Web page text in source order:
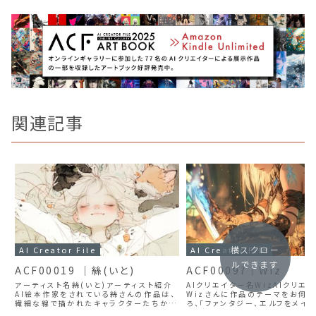
関連記事
AI Creator File
ACF00019 ｜絲(いと)
アーティスト名絲(いと)アーティスト紹介
AI絵本作家をされている絲さんの作品は、
繊細な線で描かれたキャラクターたちから
AI Creator File
ACF00097｜Wiz
AIクリエイター名WizAIクリエ
Wizさんに作品のテーマをお伺い
ろ、「ファンタジー、エルフをメイ
横スクロー
ルできます